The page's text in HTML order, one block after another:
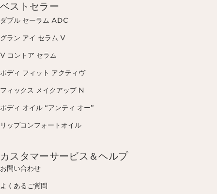
ベストセラー
ダブル セーラム ADC
グラン アイ セラム V
V コントア セラム
ボディ フィット アクティヴ
フィックス メイクアップ N
ボディ オイル “アンティ オー”
リップコンフォートオイル
カスタマーサービス＆ヘルプ
お問い合わせ
よくあるご質問